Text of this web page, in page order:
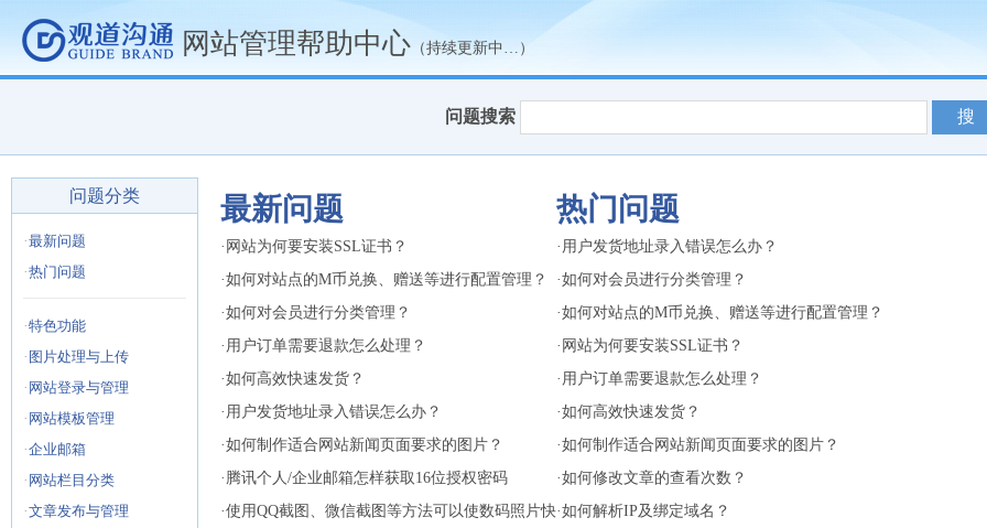
网站管理帮助中心 （持续更新中…）
问题搜索
问题分类
·最新问题
·热门问题
·特色功能
· 图片处理与上传
· 网站登录与管理
· 网站模板管理
·企业邮箱
· 网站栏目分类
·文章发布与管理
最新问题
· 网站为何要安装SSL证书？
·如何对站点的M币兑换、赠送等进行配置管理？
·如何对会员进行分类管理？
· 用户订单需要退款怎么处理？
·如何高效快速发货？
· 用户发货地址录入错误怎么办？
·如何制作适合网站新闻页面要求的图片？
· 腾讯个人/企业邮箱怎样获取16位授权密码
·使用QQ截图、微信截图等方法可以使数码照片快
热门问题
· 用户发货地址录入错误怎么办？
·如何对会员进行分类管理？
·如何对站点的M币兑换、赠送等进行配置管理？
· 网站为何要安装SSL证书？
· 用户订单需要退款怎么处理？
·如何高效快速发货？
·如何制作适合网站新闻页面要求的图片？
·如何修改文章的查看次数？
·如何解析IP及绑定域名？